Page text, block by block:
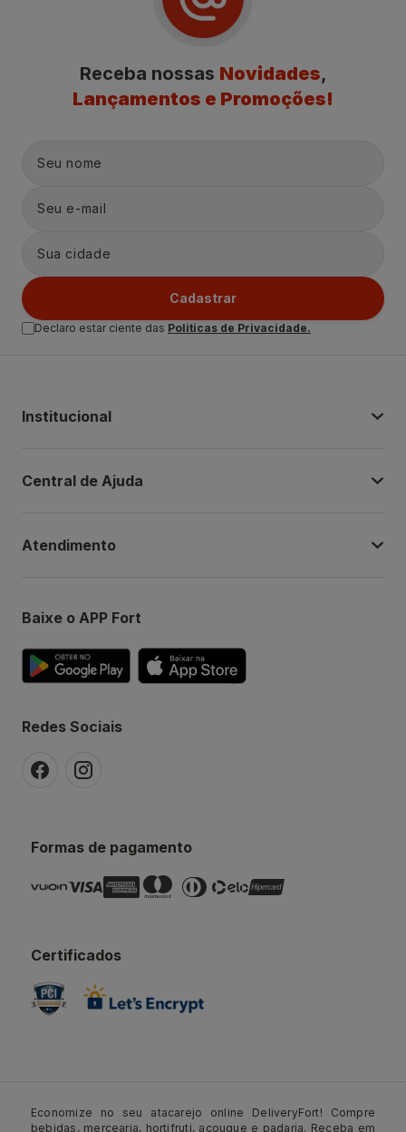
Receba nossas Novidades,
Lançamentos e Promoções!
Cadastrar
Declaro estar ciente das Politicas de Privacidade.
Institucional
Central de Ajuda
Atendimento
Baixe o APP Fort
Redes Sociais
Formas de pagamento
Certificados
Economize no seu atacarejo online DeliveryFort! Compre
bebidas, mercearia, hortifruti, açougue e padaria. Receba em